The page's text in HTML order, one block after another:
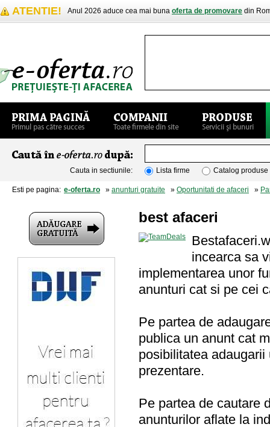
ATENTIE! Anul 2026 aduce cea mai buna oferta de promovare din
Cauta in sectiunile: Lista firme Catalog produse
Esti pe pagina: e-oferta.ro » anunturi gratuite » Oportunitati de afaceri »
best afaceri
incearca sa
implementarea unor
anunturi cat si pe cei
Pe partea de
publica un anunt cat
posibilitatea
prezentare.
Pe partea de cautare
anunturilor aflate la